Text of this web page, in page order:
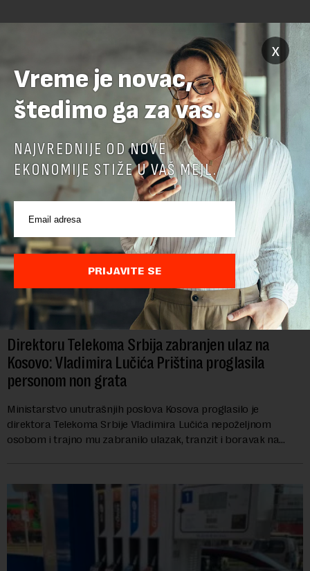
POVEZANI SADRŽAJI
Direktoru Telekoma Srbija zabranjen ulaz na
Kosovo: Vladimira Lučića Priština proglasila
personom non grata
Ministarstvo unutrašnjih poslova Kosova proglasilo je
direktora Telekoma Srbije Vladimira Lučića nepoželjnom
osobom i trajno mu zabranilo ulazak, tranzit i boravak na
x
Vreme je novac,
štedimo ga za vas.
NAJVREDNIJE OD NOVE
EKONOMIJE STIŽE U VAŠ MEJL.
PRIJAVITE SE